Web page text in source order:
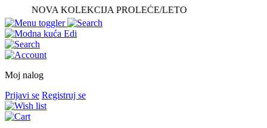
NOVA KOLEKCIJA PROLEĆE/LETO
Moj nalog
Prijavi se Registruj se